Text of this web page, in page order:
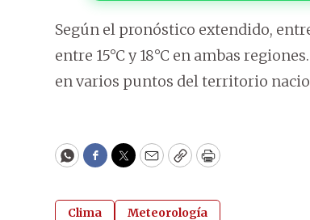
Según el pronóstico extendido,
entre 15°C y 18°C en ambas
en varios puntos del territorio
WhatsApp
Facebook
Twitter
EmailCopyPrint
Clima Meteorología